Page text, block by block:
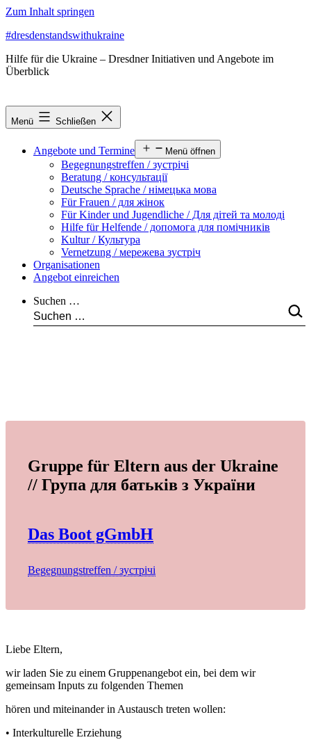
Zum Inhalt springen
#dresdenstandswithukraine
Hilfe für die Ukraine – Dresdner Initiativen und Angebote im
Überblick
Menü Schließen
Angebote und Termine Menü öffnen
Begegnungstreffen / зустрічі
Beratung / консультації
Deutsche Sprache / німецька мова
Für Frauen / для жінок
Für Kinder und Jugendliche / Для дітей та молоді
Hilfe für Helfende / допомога для помічників
Kultur / Культура
Vernetzung / мережева зустріч
Organisationen
Angebot einreichen
Suchen …
Gruppe für Eltern aus der Ukraine
// Група для батьків з України
Das Boot gGmbH
Begegnungstreffen / зустрічі
Liebe Eltern,
wir laden Sie zu einem Gruppenangebot ein, bei dem wir
gemeinsam Inputs zu folgenden Themen
hören und miteinander in Austausch treten wollen:
• Interkulturelle Erziehung